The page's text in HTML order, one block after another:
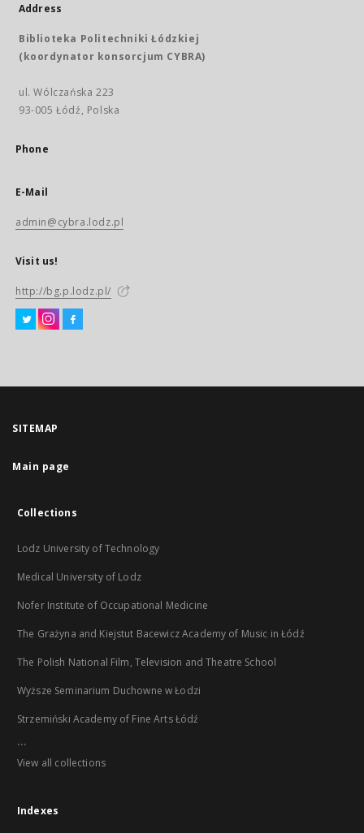
Address
Biblioteka Politechniki Łódzkiej
(koordynator konsorcjum CYBRA)
ul. Wólczańska 223
93-005 Łódź, Polska
Phone
E-Mail
admin@cybra.lodz.pl
Visit us!
http://bg.p.lodz.pl/
SITEMAP
Main page
Collections
Lodz University of Technology
Medical University of Lodz
Nofer Institute of Occupational Medicine
The Grażyna and Kiejstut Bacewicz Academy of Music in Łódź
The Polish National Film, Television and Theatre School
Wyższe Seminarium Duchowne w Łodzi
Strzemiński Academy of Fine Arts Łódź
...
View all collections
Indexes